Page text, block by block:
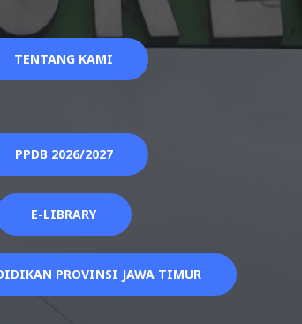
TENTANG KAMI
PPDB 2026/2027
E-LIBRARY
PROVINSI JAWA TIMUR